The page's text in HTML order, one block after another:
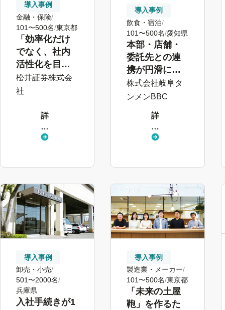
導入事例
金融・保険
101〜500名 東京都
「効率化だけ
でなく、社内
活性化を目指
す」創業100年
の証券会社が
松井証券株式会
社
詳
し
く
導入事例
飲食・宿泊
101〜500名 愛知県
本部・店舗・
委託先との連
携が円滑に。
従業員と向き
合った2年の歩
株式会社岐阜タ
ンメンBBC
詳
し
く
導入事例
卸売・小売
501〜2000名
兵庫県
入社手続きが1
導入事例
製造業・メーカー
101〜500名 東京都
「未来の土屋
鞄」を作るた